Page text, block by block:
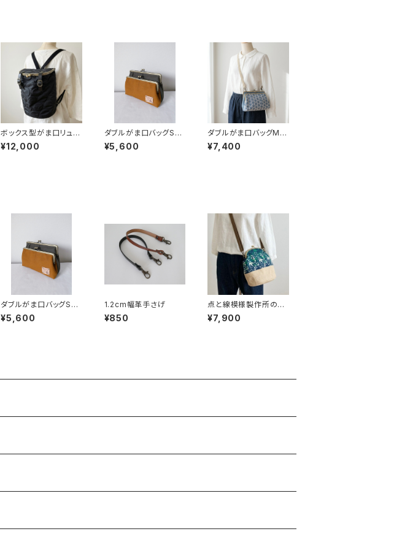
ボックス型がま口リュッ
ク(ぽこぽこドット/ブラッ
ク)
¥12,000
ダブルがま口バッグSサ
イズ(キャメル×カーキ
ー) 持ち手別売り
¥5,600
ダブルがま口バッグMサ
イズ(ブルーサークルレ
ース)
¥7,400
ダブルがま口バッグSサ
イズ(キャメル×カーキ
ー) 持ち手別売り
¥5,600
1.2cm幅革手さげ
¥850
点と線模様製作所のバ
ケツ型がま口バッグ(S)
バード/ブルーグリーン
¥7,900